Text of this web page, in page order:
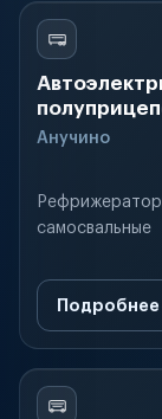
Анучино
самосвальные
Подробнее